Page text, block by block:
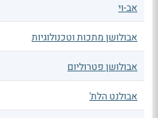
אב-וי
אבולושן מתכות וטכנולוגיות
אבולושן פטרוליום
אבולנט הלת'